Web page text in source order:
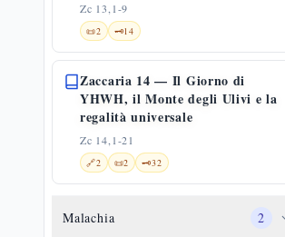
Zc 13,1-9
📜2 🗝️14
Zaccaria 14 — Il Giorno di
YHWH, il Monte degli Ulivi e la
regalità universale
Zc 14,1-21
🔗2 📜2 🗝️32
Malachia 2